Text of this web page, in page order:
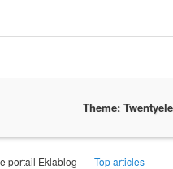
Theme:
portail Eklablog
Top articles